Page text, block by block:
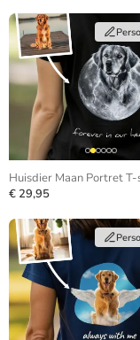
Huisdier Maan Portret
€ 29,95